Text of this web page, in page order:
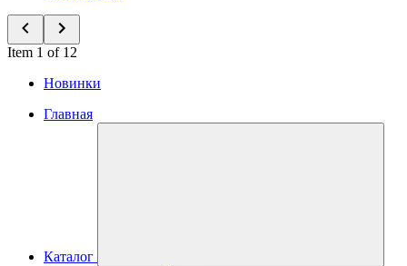
Item 1 of 12
Новинки
Главная
Каталог